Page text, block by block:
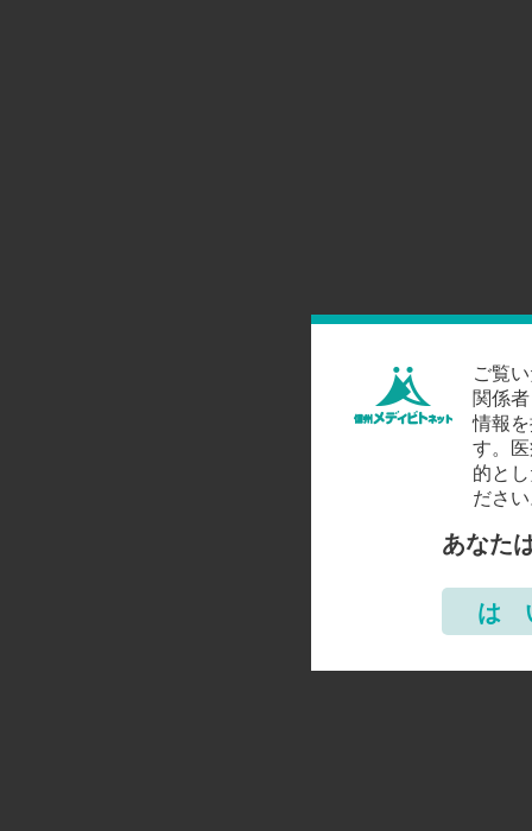
ご覧
関係
情報
す。
的と
ださ
あなた
は